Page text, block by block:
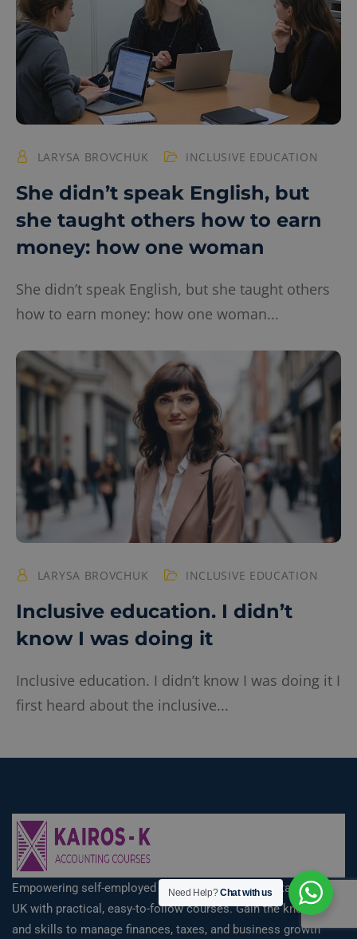
LARYSA BROVCHUK INCLUSIVE EDUCATION
She didn’t speak English, but
she taught others how to earn
money: how one woman
She didn’t speak English, but she taught others
how to earn money: how one woman...
LARYSA BROVCHUK INCLUSIVE EDUCATION
Inclusive education. I didn’t
know I was doing it
Inclusive education. I didn’t know I was doing it I
first heard about the inclusive...
Empowering self-employed individuals and accountants in the
UK with practical, easy-to-follow courses. Gain the knowledge
and skills to manage finances, taxes, and business growth
Need Help?Chat with us